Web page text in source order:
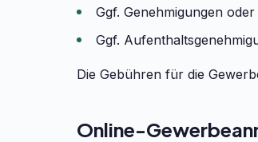
Ggf. Genehmigungen
Ggf.
Die Gebühren für die
Online-